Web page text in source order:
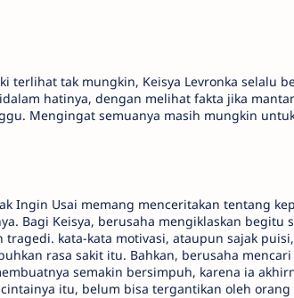
terlihat tak mungkin, Keisya Levronka selalu
hatinya, dengan melihat fakta jika
Mengingat semuanya masih mungkin
Ingin Usai memang menceritakan tentang
Bagi Keisya, berusaha mengiklaskan begitu
kata-kata motivasi, ataupun sajak
rasa sakit itu. Bahkan, berusaha
semakin bersimpuh, karena ia
itu, belum bisa tergantikan oleh orang